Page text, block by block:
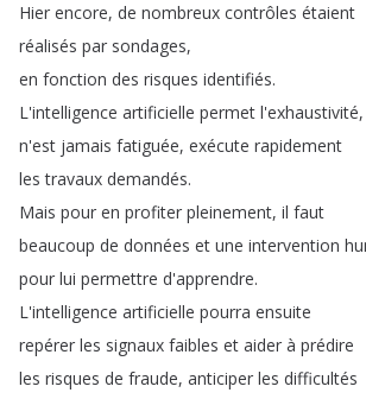
Hier encore, de nombreux contrôles étaient
réalisés par sondages,
en fonction des risques identifiés.
L'intelligence artificielle permet l'exhaustivité,
n'est jamais fatiguée, exécute rapidement
les travaux demandés.
Mais pour en profiter pleinement, il faut
beaucoup de données et une intervention
pour lui permettre d'apprendre.
L'intelligence artificielle pourra ensuite
repérer les signaux faibles et aider à prédire
les risques de fraude, anticiper les difficultés